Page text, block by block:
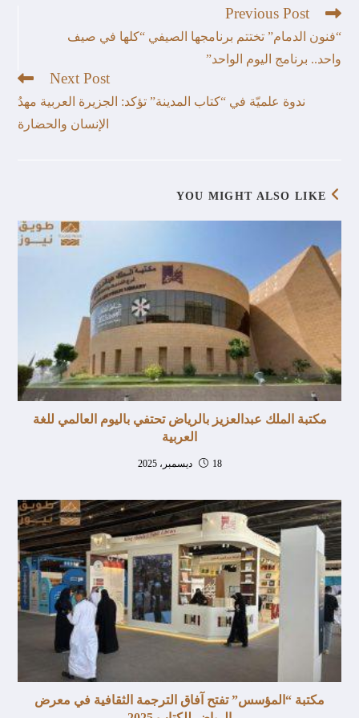
Previous Post
“فنون الدمام” تختتم برنامجها الصيفي “كلها في صيف
واحد.. برنامج اليوم الواحد”
Next Post
ندوة علميّة في “كتاب المدينة” تؤكد: الجزيرة العربية مهدُ
الإنسان والحضارة
YOU MIGHT ALSO LIKE
مكتبة الملك عبدالعزيز بالرياض تحتفي باليوم العالمي للغة
العربية
18 ديسمبر، 2025
مكتبة “المؤسس” تفتح آفاق الترجمة الثقافية في معرض